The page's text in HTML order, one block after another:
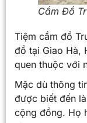
Cầm Đồ
Tiệm cầm đồ
đồ tại Giao Hà,
quen thuộc với
Mặc dù thông
được biết đến
cộng đồng. Họ